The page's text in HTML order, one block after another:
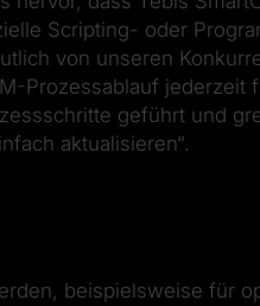
Scripting- oder
von unseren
Prozessablauf jederzeit
geführt und
aktualisieren“.
beispielsweise für